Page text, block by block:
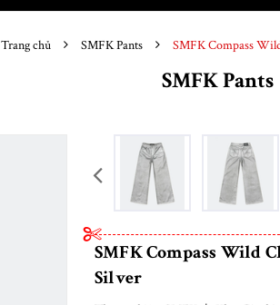
Trang chủ SMFK Pants SMFK Compass
SMFK Pants
SMFK Compass Wild
Silver